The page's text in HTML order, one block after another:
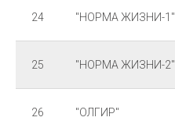
24 "НОРМА ЖИЗНИ-1"
25 "НОРМА ЖИЗНИ-2"
26 "ОЛГИР"